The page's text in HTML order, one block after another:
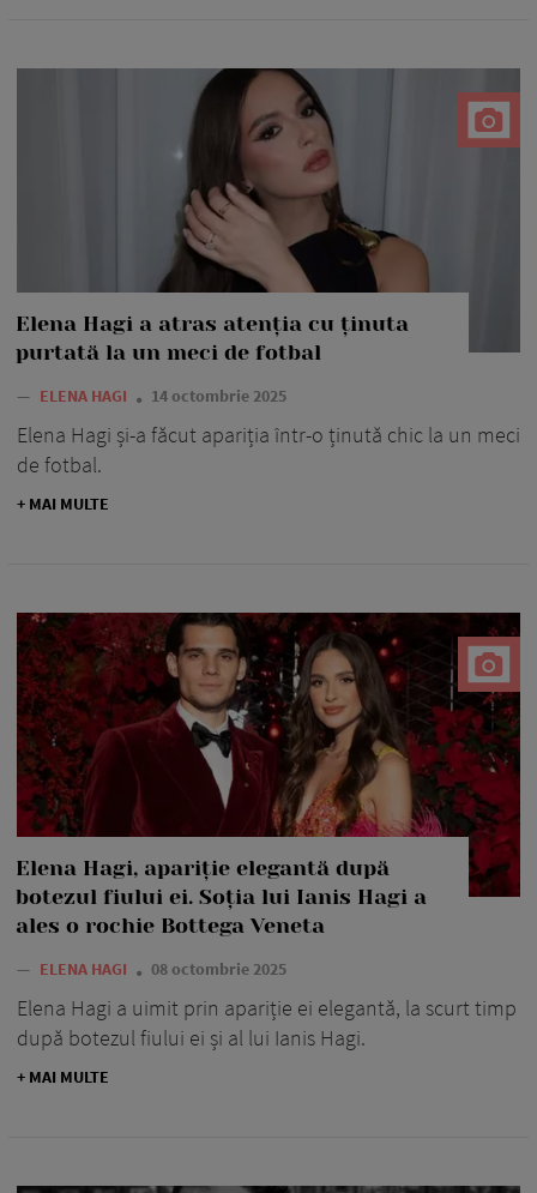
Elena Hagi a atras atenția cu ținuta
purtată la un meci de fotbal
— ELENA HAGI 14 octombrie 2025
Elena Hagi și-a făcut apariția într-o ținută chic la un meci
de fotbal.
+ MAI MULTE
Elena Hagi, apariție elegantă după
botezul fiului ei. Soția lui Ianis Hagi a
ales o rochie Bottega Veneta
— ELENA HAGI 08 octombrie 2025
Elena Hagi a uimit prin apariție ei elegantă, la scurt timp
după botezul fiului ei și al lui Ianis Hagi.
+ MAI MULTE